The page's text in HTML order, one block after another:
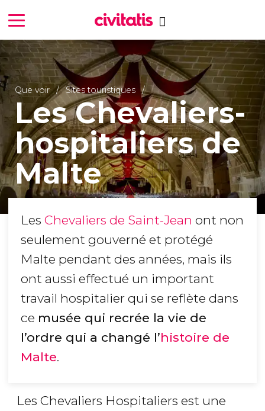
Que voir Sites touristiques
Les Chevaliers-
hospitaliers de
Malte
Les Chevaliers de Saint-Jean ont non
seulement gouverné et protégé
Malte pendant des années, mais ils
ont aussi effectué un important
travail hospitalier qui se reflète dans
ce musée qui recrée la vie de
l’ordre qui a changé l’histoire de
Malte.
Les Chevaliers Hospitaliers est une